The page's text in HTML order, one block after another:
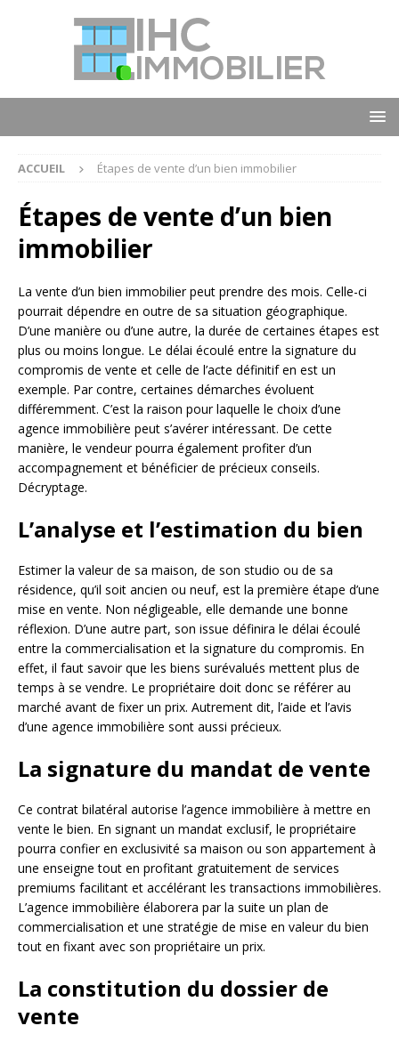
ACCUEIL Étapes de vente d’un bien immobilier
Étapes de vente d’un bien
immobilier
La vente d’un bien immobilier peut prendre des mois. Celle-ci
pourrait dépendre en outre de sa situation géographique.
D’une manière ou d’une autre, la durée de certaines étapes est
plus ou moins longue. Le délai écoulé entre la signature du
compromis de vente et celle de l’acte définitif en est un
exemple. Par contre, certaines démarches évoluent
différemment. C’est la raison pour laquelle le choix d’une
agence immobilière peut s’avérer intéressant. De cette
manière, le vendeur pourra également profiter d’un
accompagnement et bénéficier de précieux conseils.
Décryptage.
L’analyse et l’estimation du bien
Estimer la valeur de sa maison, de son studio ou de sa
résidence, qu’il soit ancien ou neuf, est la première étape d’une
mise en vente. Non négligeable, elle demande une bonne
réflexion. D’une autre part, son issue définira le délai écoulé
entre la commercialisation et la signature du compromis. En
effet, il faut savoir que les biens surévalués mettent plus de
temps à se vendre. Le propriétaire doit donc se référer au
marché avant de fixer un prix. Autrement dit, l’aide et l’avis
d’une agence immobilière sont aussi précieux.
La signature du mandat de vente
Ce contrat bilatéral autorise l’agence immobilière à mettre en
vente le bien. En signant un mandat exclusif, le propriétaire
pourra confier en exclusivité sa maison ou son appartement à
une enseigne tout en profitant gratuitement de services
premiums facilitant et accélérant les transactions immobilières.
L’agence immobilière élaborera par la suite un plan de
commercialisation et une stratégie de mise en valeur du bien
tout en fixant avec son propriétaire un prix.
La constitution du dossier de
vente